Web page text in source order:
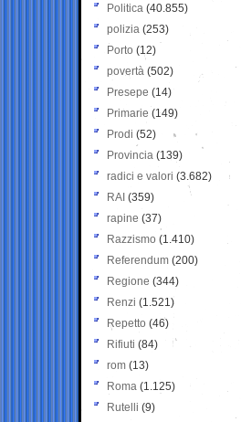
Politica (40.855)
polizia (253)
Porto (12)
povertà (502)
Presepe (14)
Primarie (149)
Prodi (52)
Provincia (139)
radici e valori (3.682)
RAI (359)
rapine (37)
Razzismo (1.410)
Referendum (200)
Regione (344)
Renzi (1.521)
Repetto (46)
Rifiuti (84)
rom (13)
Roma (1.125)
Rutelli (9)